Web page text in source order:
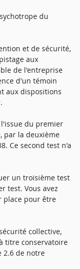
du
et de sécurité,
aux
de l'entreprise
d'un témoin
aux dispositions
du premier
par la deuxième
Ce second test n'a
un troisième test
test. Vous avez
place pour être
collective,
titre conservatoire
2.6 de notre